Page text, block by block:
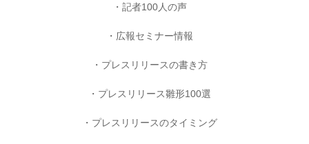
記者100人の声
広報セミナー情報
プレスリリースの書き方
プレスリリース雛形100選
プレスリリースのタイミング